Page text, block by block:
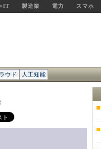
製造業 電力 スマホ
ウド 人工知能